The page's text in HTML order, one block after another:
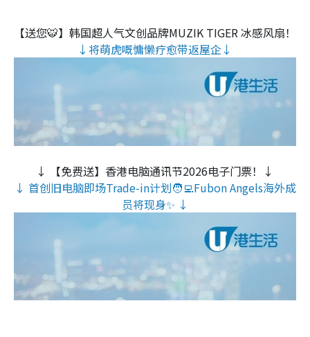
【送您🐯】韩国超人气文创品牌MUZIK TIGER 冰感风扇！
↓将萌虎嘅慵懒疗愈带返屋企↓
↓ 【免费送】香港电脑通讯节2026电子门票！↓
↓ 首创旧电脑即场Trade-in计划🧑‍💻Fubon Angels海外成
员将现身✨ ↓